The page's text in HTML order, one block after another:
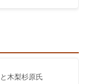
木梨杉原氏